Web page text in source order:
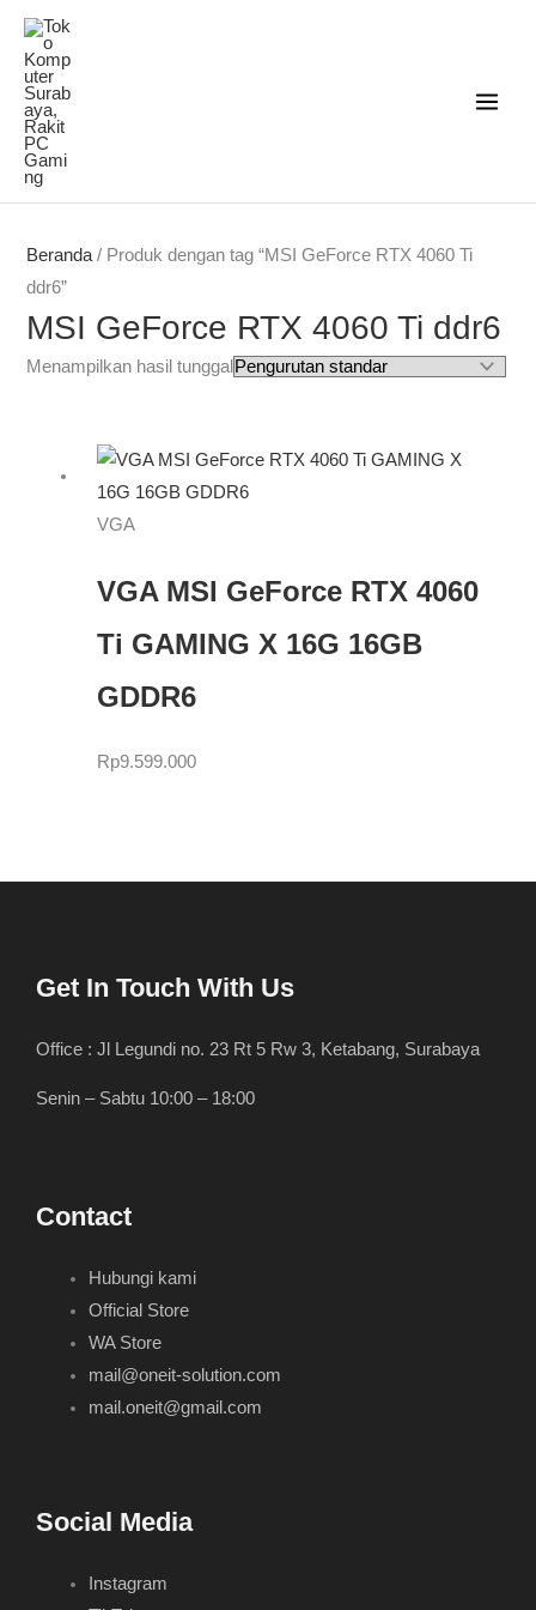
Lewati
konten
Beranda / Produk dengan tag “MSI GeForce RTX 4060 Ti
ddr6”
MSI GeForce RTX 4060 Ti ddr6
Menampilkan hasil tunggal
VGA
VGA MSI GeForce RTX 4060
Ti GAMING X 16G 16GB
GDDR6
Rp9.599.000
Get In Touch With Us
Office : Jl Legundi no. 23 Rt 5 Rw 3, Ketabang, Surabaya
Senin – Sabtu 10:00 – 18:00
Contact
Hubungi kami
Official Store
WA Store
mail@oneit-solution.com
mail.oneit@gmail.com
Social Media
Instagram